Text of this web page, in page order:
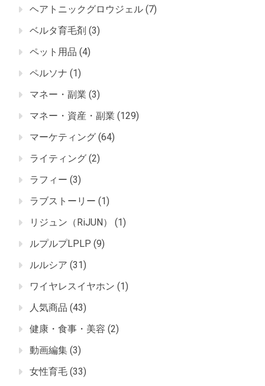
ヘアトニックグロウジェル (7)
ベルタ育毛剤 (3)
ペット用品 (4)
ペルソナ (1)
マネー・副業 (3)
マネー・資産・副業 (129)
マーケティング (64)
ライティング (2)
ラフィー (3)
ラブストーリー (1)
リジュン（RiJUN）
(1)
ルプルプLPLP (9)
ルルシア (31)
ワイヤレスイヤホン (1)
人気商品 (43)
健康・食事・美容 (2)
動画編集 (3)
女性育毛 (33)